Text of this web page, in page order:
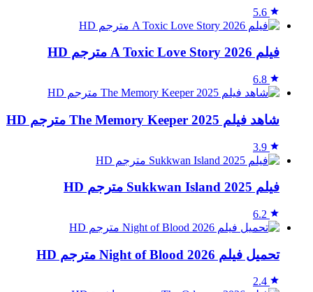
5.6
فيلم A Toxic Love Story 2026 مترجم HD
6.8
شاهد فيلم The Memory Keeper 2025 مترجم HD
3.9
فيلم Sukkwan Island 2025 مترجم HD
6.2
تحميل فيلم Night of Blood 2026 مترجم HD
2.4